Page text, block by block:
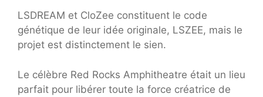
LSDREAM et CloZee constituent le code
génétique de leur idée originale, LSZEE, mais le
projet est distinctement le sien.
Le célèbre Red Rocks Amphitheatre était un lieu
parfait pour libérer toute la force créatrice de